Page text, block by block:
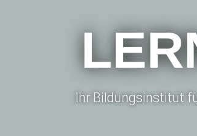
Ihr Bildungsinstitut